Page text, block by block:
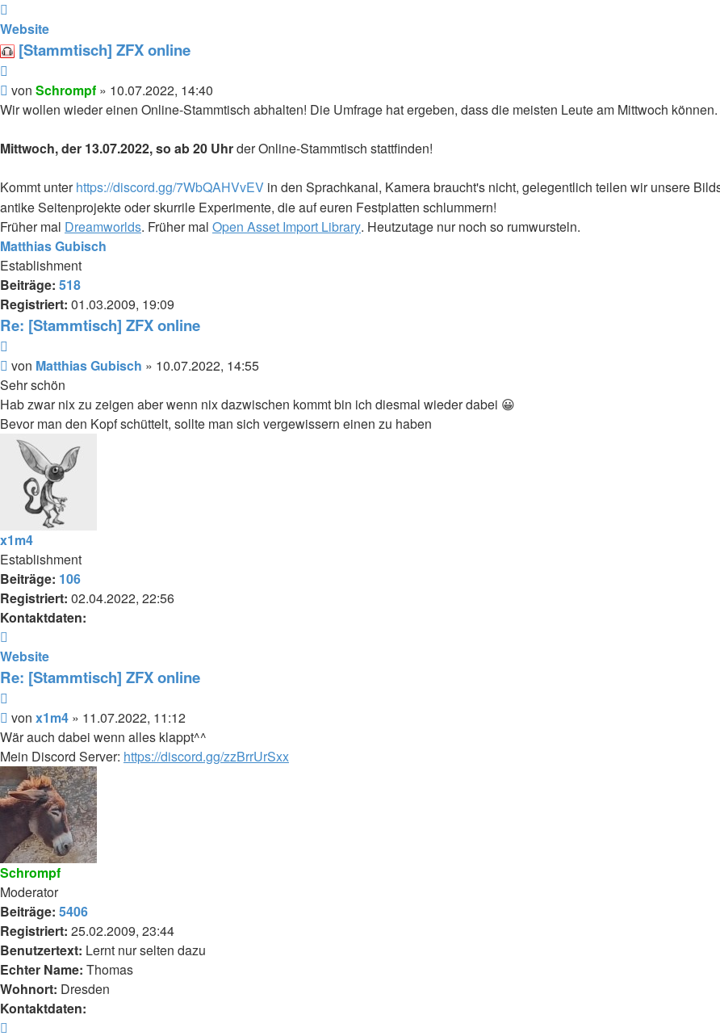
von
Schrompf
Website
[Stammtisch] ZFX online
Beitrag
von Schrompf » 10.07.2022, 14:40
Wir wollen wieder einen Online-Stammtisch abhalten! Die Umfrage hat ergeben, dass die meisten Leute am Mittwoch
Mittwoch, der 13.07.2022, so ab 20 Uhrder Online-Stammtisch stattfinden!
Kommt unterhttps://discord.gg/7WbQAHVvEV in den Sprachkanal, Kamera braucht's nicht, gelegentlich teilen wir unsere
antike Seitenprojekte oder skurrile Experimente, die auf euren Festplatten schlummern!
Früher mal Dreamworlds. Früher mal Open Asset Import Library. Heutzutage nur noch so rumwursteln.
Matthias Gubisch
Establishment
Beiträge: 518
Registriert: 01.03.2009, 19:09
Re: [Stammtisch] ZFX online
Beitrag
von Matthias Gubisch » 10.07.2022, 14:55
Sehr schön
Hab zwar nix zu zeigen aber wenn nix dazwischen kommt bin ich diesmal wieder dabei 😀
Bevor man den Kopf schüttelt, sollte man sich vergewissern einen zu haben
x1m4
Establishment
Beiträge: 106
Registriert: 02.04.2022, 22:56
Kontaktdaten:
von
x1m4
Website
Re: [Stammtisch] ZFX online
Beitrag
von x1m4 » 11.07.2022, 11:12
Wär auch dabei wenn alles klappt^^
Mein Discord Server: https://discord.gg/zzBrrUrSxx
Schrompf
Moderator
Beiträge: 5406
Registriert: 25.02.2009, 23:44
Benutzertext: Lernt nur selten dazu
Echter Name: Thomas
Wohnort: Dresden
Kontaktdaten: